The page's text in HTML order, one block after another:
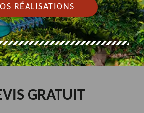
RÉALISATIONS
GRATUIT